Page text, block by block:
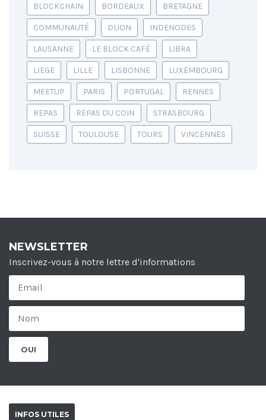
BLOCKCHAIN BORDEAUX BRETAGNE
COMMUNAUTÉ DIJON INDENODES
LAUSANNE LE BLOCK CAFÉ LIBRA
LIEGE LILLE LISBONNE LUXEMBOURG
MEETUP PARIS PORTUGAL RENNES
REPAS REPAS DU COIN STRASBOURG
SUISSE TOULOUSE TOURS VINCENNES
NEWSLETTER
Inscrivez-vous à notre lettre d'informations
INFOS UTILES